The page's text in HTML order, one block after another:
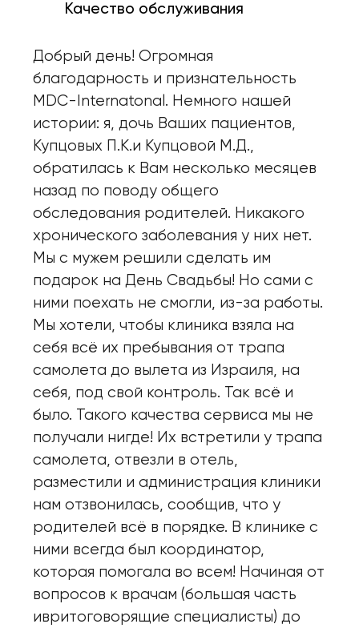
Качество обслуживания
Добрый день! Огромная
благодарность и признательность
MDC-Internatonal. Немного нашей
истории: я, дочь Ваших пациентов,
Купцовых П.К.и Купцовой М.Д.,
обратилась к Вам несколько месяцев
назад по поводу общего
обследования родителей. Никакого
хронического заболевания у них нет.
Мы с мужем решили сделать им
подарок на День Свадьбы! Но сами с
ними поехать не смогли, из-за работы.
Мы хотели, чтобы клиника взяла на
себя всё их пребывания от трапа
самолета до вылета из Израиля, на
себя, под свой контроль. Так всё и
было. Такого качества сервиса мы не
получали нигде! Их встретили у трапа
самолета, отвезли в отель,
разместили и администрация клиники
нам отзвонилась, сообщив, что у
родителей всё в порядке. В клинике с
ними всегда был координатор,
которая помогала во всем! Начиная от
вопросов к врачам (большая часть
ивритоговорящие специалисты) до